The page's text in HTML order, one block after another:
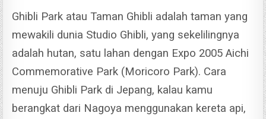
Ghibli Park atau Taman Ghibli adalah taman yang
mewakili dunia Studio Ghibli, yang sekelilingnya
adalah hutan, satu lahan dengan Expo 2005 Aichi
Commemorative Park (Moricoro Park). Cara
menuju Ghibli Park di Jepang, kalau kamu
berangkat dari Nagoya menggunakan kereta api,